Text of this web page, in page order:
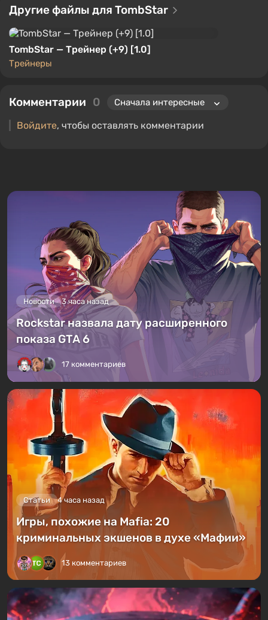
Другие файлы для TombStar
TombStar — Трейнер (+9) [1.0]
Трейнеры
Комментарии 0
Войдите, чтобы оставлять комментарии
Новости 3 часа назад
Rockstar назвала дату расширенного
показа GTA 6
17 комментариев
Статьи 4 часа назад
Игры, похожие на Mafia: 20
криминальных экшенов в духе «Мафии»
13 комментариев